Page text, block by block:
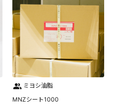
ミヨシ油脂
MNZシート1000